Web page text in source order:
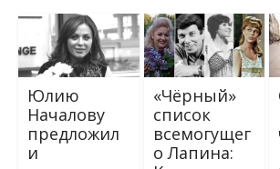
Юлию
Началову
пpeдложил
и
«Чёрный»
список
всемогущег
о Лапина: